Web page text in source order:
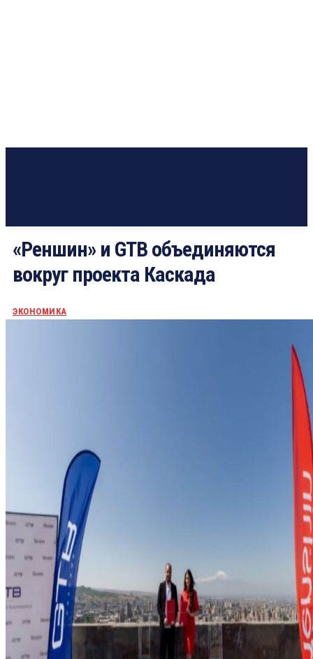
«Реншин» и GTB объединяются
вокруг проекта Каскада
ЭКОНОМИКА